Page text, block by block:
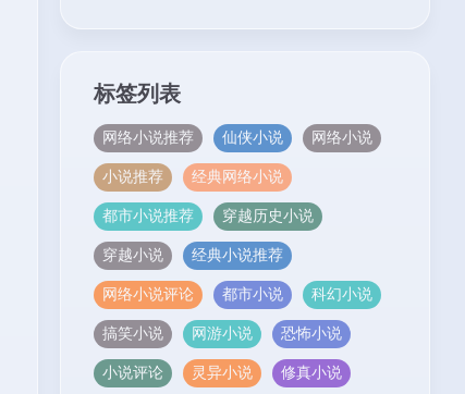
标签列表
网络小说推荐 仙侠小说 网络小说
小说推荐 经典网络小说
都市小说推荐 穿越历史小说
穿越小说 经典小说推荐
网络小说评论 都市小说 科幻小说
搞笑小说 网游小说 恐怖小说
小说评论 灵异小说 修真小说